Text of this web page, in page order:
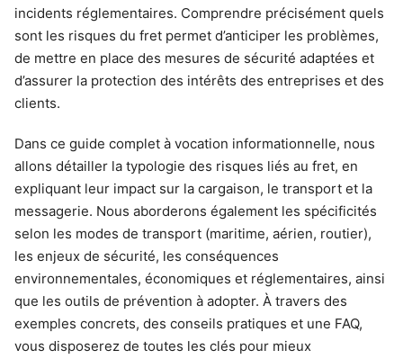
incidents réglementaires. Comprendre précisément quels
sont les risques du fret permet d’anticiper les problèmes,
de mettre en place des mesures de sécurité adaptées et
d’assurer la protection des intérêts des entreprises et des
clients.
Dans ce guide complet à vocation informationnelle, nous
allons détailler la typologie des risques liés au fret, en
expliquant leur impact sur la cargaison, le transport et la
messagerie. Nous aborderons également les spécificités
selon les modes de transport (maritime, aérien, routier),
les enjeux de sécurité, les conséquences
environnementales, économiques et réglementaires, ainsi
que les outils de prévention à adopter. À travers des
exemples concrets, des conseils pratiques et une FAQ,
vous disposerez de toutes les clés pour mieux